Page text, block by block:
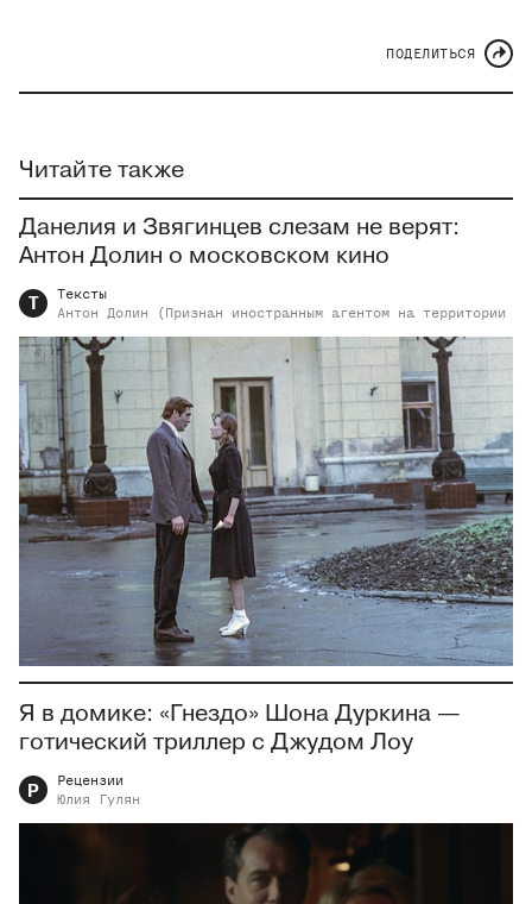
ПОДЕЛИТЬСЯ
Читайте также
Данелия и Звягинцев слезам не верят:
Антон Долин о московском кино
Т
Тексты
Антон
Долин (Признан иностранным агентом на территории
Я в домике: «Гнездо» Шона Дуркина —
готический триллер с Джудом Лоу
Р
Рецензии
Юлия
Гулян